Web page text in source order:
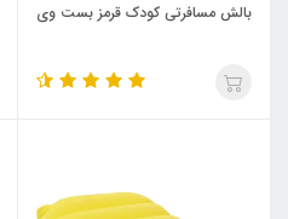
بالش مسافرتی کودک قرمز بست وی